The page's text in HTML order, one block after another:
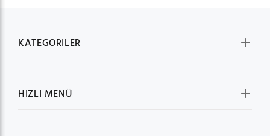
KATEGORILER
HIZLI MENÜ